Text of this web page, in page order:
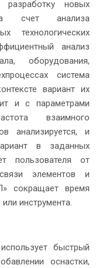
разработку новых
счет анализа
технологических
анализ
оборудования,
система
вариант их
и с параметрами
взаимного
анализируется, и
в заданных
пользователя от
элементов и
сокращает время
инструмента.
быстрый
оснастки,